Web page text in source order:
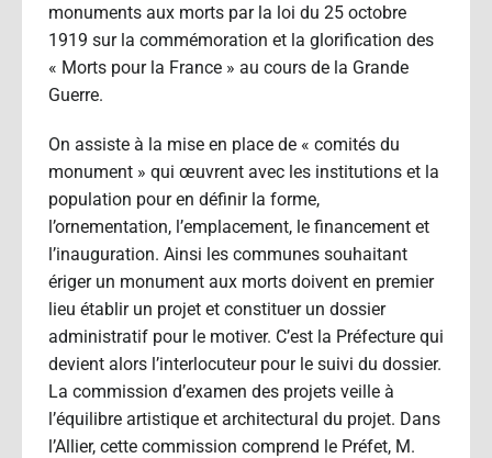
monuments aux morts par la loi du 25 octobre
1919 sur la commémoration et la glorification des
« Morts pour la France » au cours de la Grande
Guerre.
On assiste à la mise en place de « comités du
monument » qui œuvrent avec les institutions et la
population pour en définir la forme,
l’ornementation, l’emplacement, le financement et
l’inauguration. Ainsi les communes souhaitant
ériger un monument aux morts doivent en premier
lieu établir un projet et constituer un dossier
administratif pour le motiver. C’est la Préfecture qui
devient alors l’interlocuteur pour le suivi du dossier.
La commission d’examen des projets veille à
l’équilibre artistique et architectural du projet. Dans
l’Allier, cette commission comprend le Préfet, M.